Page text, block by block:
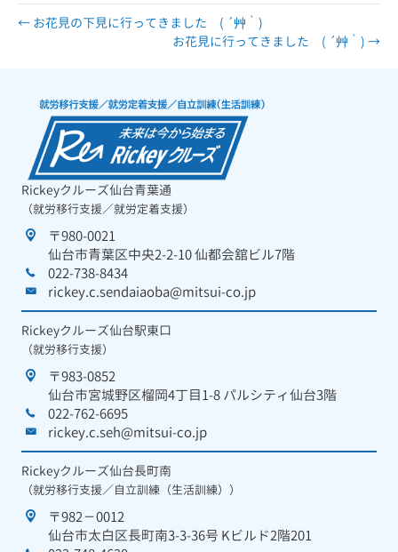
← お花見の下見に行ってきました ( ´艸｀)
お花見に行ってきました ( ´艸｀) →
Rickeyクルーズ仙台青葉通
（就労移行支援／就労定着支援）
〒980-0021
仙台市青葉区中央2-2-10 仙都会舘ビル7階
022-738-8434
rickey.c.sendaiaoba@mitsui-co.jp
Rickeyクルーズ仙台駅東口
（就労移行支援）
〒983-0852
仙台市宮城野区榴岡4丁目1-8 パルシティ仙台3階
022-762-6695
rickey.c.seh@mitsui-co.jp
Rickeyクルーズ仙台長町南
（就労移行支援／自立訓練（生活訓練））
〒982－0012
仙台市太白区長町南3-3-36号 Kビルド2階201